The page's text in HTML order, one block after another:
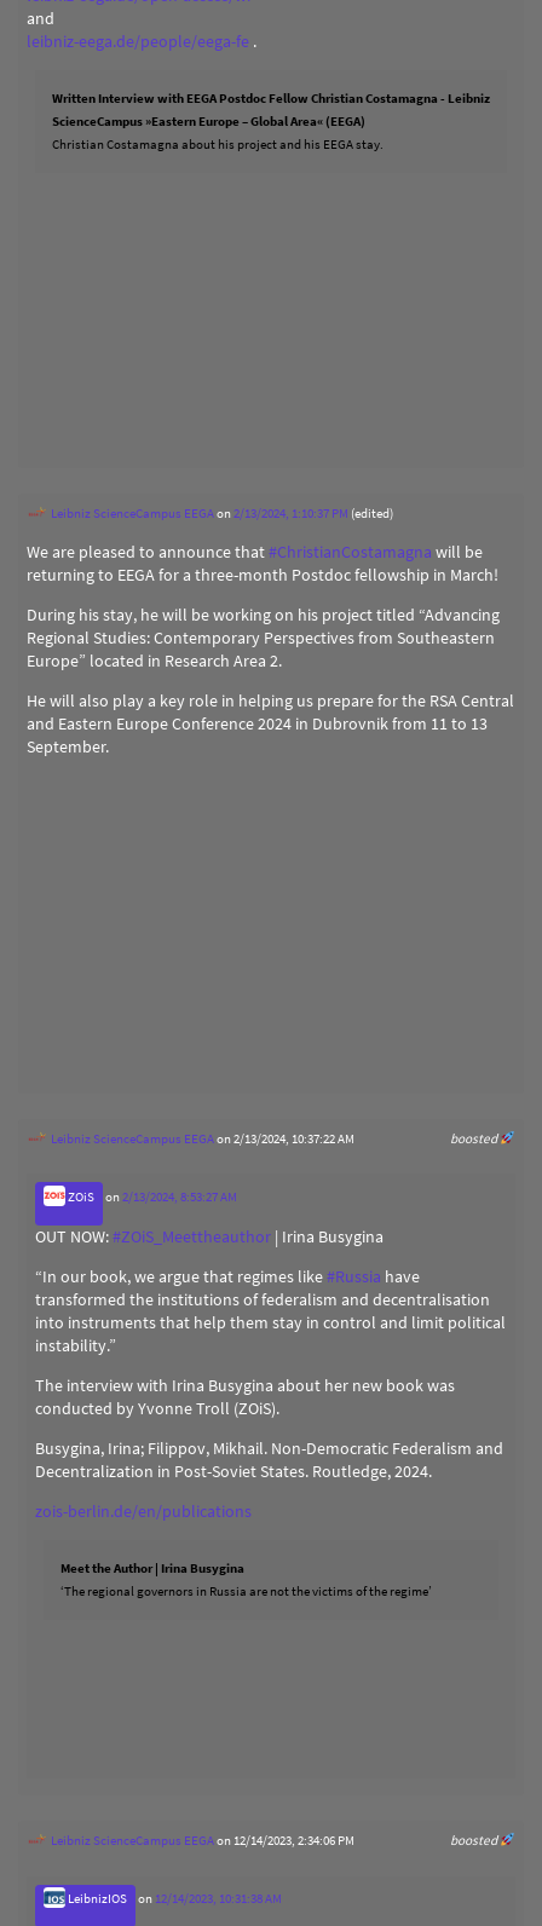
and
leibniz-eega.de/people/eega-fe .
Written Interview with EEGA Postdoc Fellow Christian Costamagna - Leibniz
ScienceCampus »Eastern Europe – Global Area« (EEGA)
Christian Costamagna about his project and his EEGA stay.
Leibniz ScienceCampus EEGAon2/13/2024, 1:10:37 PM (edited)
We are pleased to announce that#ChristianCostamagna will be
returning to EEGA for a three-month Postdoc fellowship in March!
During his stay, he will be working on his project titled “Advancing
Regional Studies: Contemporary Perspectives from Southeastern
Europe” located in Research Area 2.
He will also play a key role in helping us prepare for the RSA Central
and Eastern Europe Conference 2024 in Dubrovnik from 11 to 13
September.
boosted
Leibniz ScienceCampus EEGAon 2/13/2024, 10:37:22 AM
ZOiS on2/13/2024, 8:53:27 AM
OUT NOW:#ZOiS_Meettheauthor | Irina Busygina
“In our book, we argue that regimes like#Russia have
transformed the institutions of federalism and decentralisation
into instruments that help them stay in control and limit political
instability.”
The interview with Irina Busygina about her new book was
conducted by Yvonne Troll (ZOiS).
Busygina, Irina; Filippov, Mikhail. Non-Democratic Federalism and
Decentralization in Post-Soviet States. Routledge, 2024.
zois-berlin.de/en/publications
Meet the Author | Irina Busygina
‘The regional governors in Russia are not the victims of the regime’
boosted
Leibniz ScienceCampus EEGAon 12/14/2023, 2:34:06 PM
LeibnizIOS on 12/14/2023, 10:31:38 AM